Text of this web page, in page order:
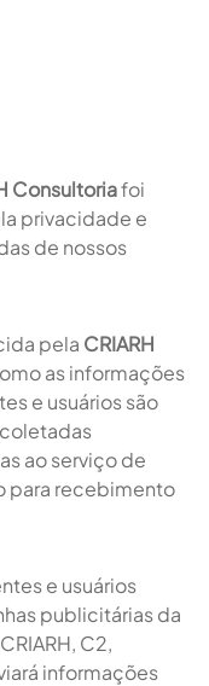
Consultoriafoi
privacidade e
de nossos
pela CRIARH
as informações
e usuários são
ao serviço de
para recebimento
e usuários
publicitárias da
C2,
informações